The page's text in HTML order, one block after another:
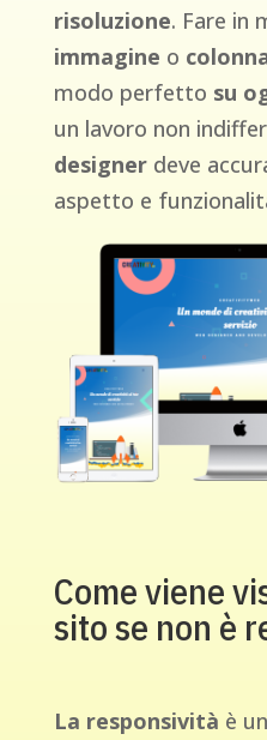
risoluzione. Fare in
immagine o
modo perfetto su
un lavoro non
designerdeve
aspetto e
Come viene
sito se non è
La responsività è